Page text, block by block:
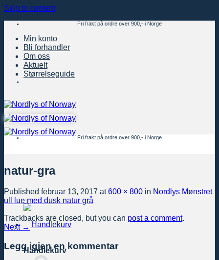
Skip to content
Fri frakt på ordre over 900,- i Norge
Min konto
Bli forhandler
Om oss
Aktuelt
Størrelseguide
Handlekurv
Fri frakt på ordre over 900,- i Norge
natur-gra
Published februar 13, 2017 at600 × 800 in Nordlys Mønstret
ull lue med dusk natur grå
Trackbacks are closed, but you can post a comment.
Next →
Legg igjen en kommentar